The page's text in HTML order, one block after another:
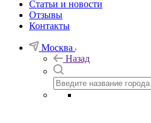
Статьи и новости
Отзывы
Контакты
Москва
Назад